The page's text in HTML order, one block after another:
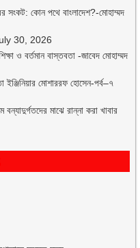
সংকট: কোন পথে বাংলাদেশ?-মোহাম্মদ
30, 2026
ও বর্তমান বাস্তবতা -জাবেদ মোহাম্মদ
মোশাররফ হোসেন-পর্ব–৭
বন্যাদুর্গতদের মাঝে রান্না করা খাবার